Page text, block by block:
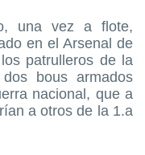
una vez a flote,
en el Arsenal de
patrulleros de la
bous armados
nacional, que a
a otros de la 1.a